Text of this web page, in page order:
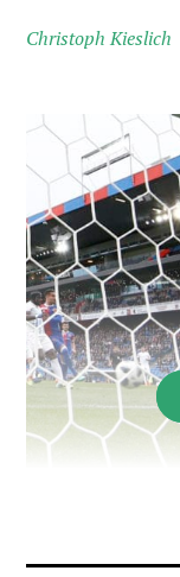
Christoph Kieslich